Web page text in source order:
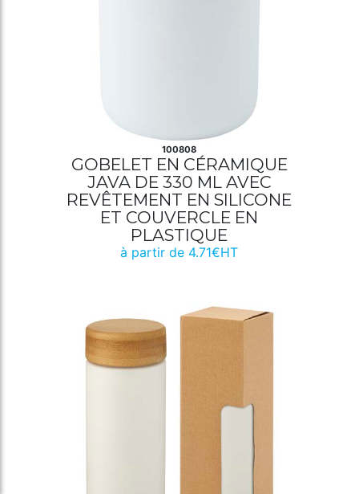
100808
GOBELET EN CÉRAMIQUE
JAVA DE 330 ML AVEC
REVÊTEMENT EN SILICONE
ET COUVERCLE EN
PLASTIQUE
à partir de 4.71€HT